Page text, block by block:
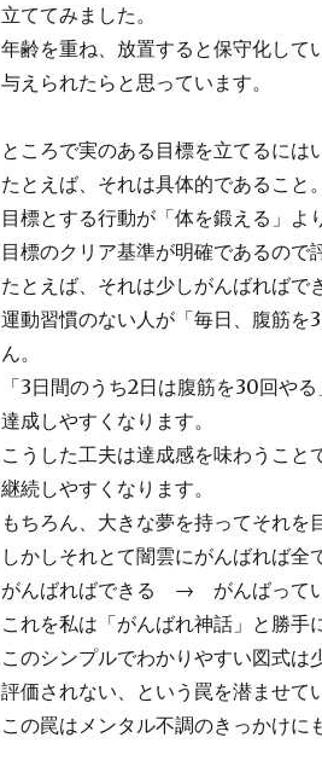
立ててみました。
年齢を重ね、放置すると保守化して
与えられたらと思っています。
ところで実のある目標を立てるには
たとえば、それは具体的であること。
目標とする行動が「体を鍛える」
目標のクリア基準が明確であるので
たとえば、それは少しがんばればで
運動習慣のない人が「毎日、腹筋
ん。
「3日間のうち2日は腹筋を30回や
達成しやすくなります。
こうした工夫は達成感を味わうこと
継続しやすくなります。
もちろん、大きな夢を持ってそれを
しかしそれとて闇雲にがんばれば全
がんばればできる → がんばってい
これを私は「がんばれ神話」と勝手
このシンプルでわかりやすい図式は
評価されない、という罠を潜ませて
この罠はメンタル不調のきっかけに